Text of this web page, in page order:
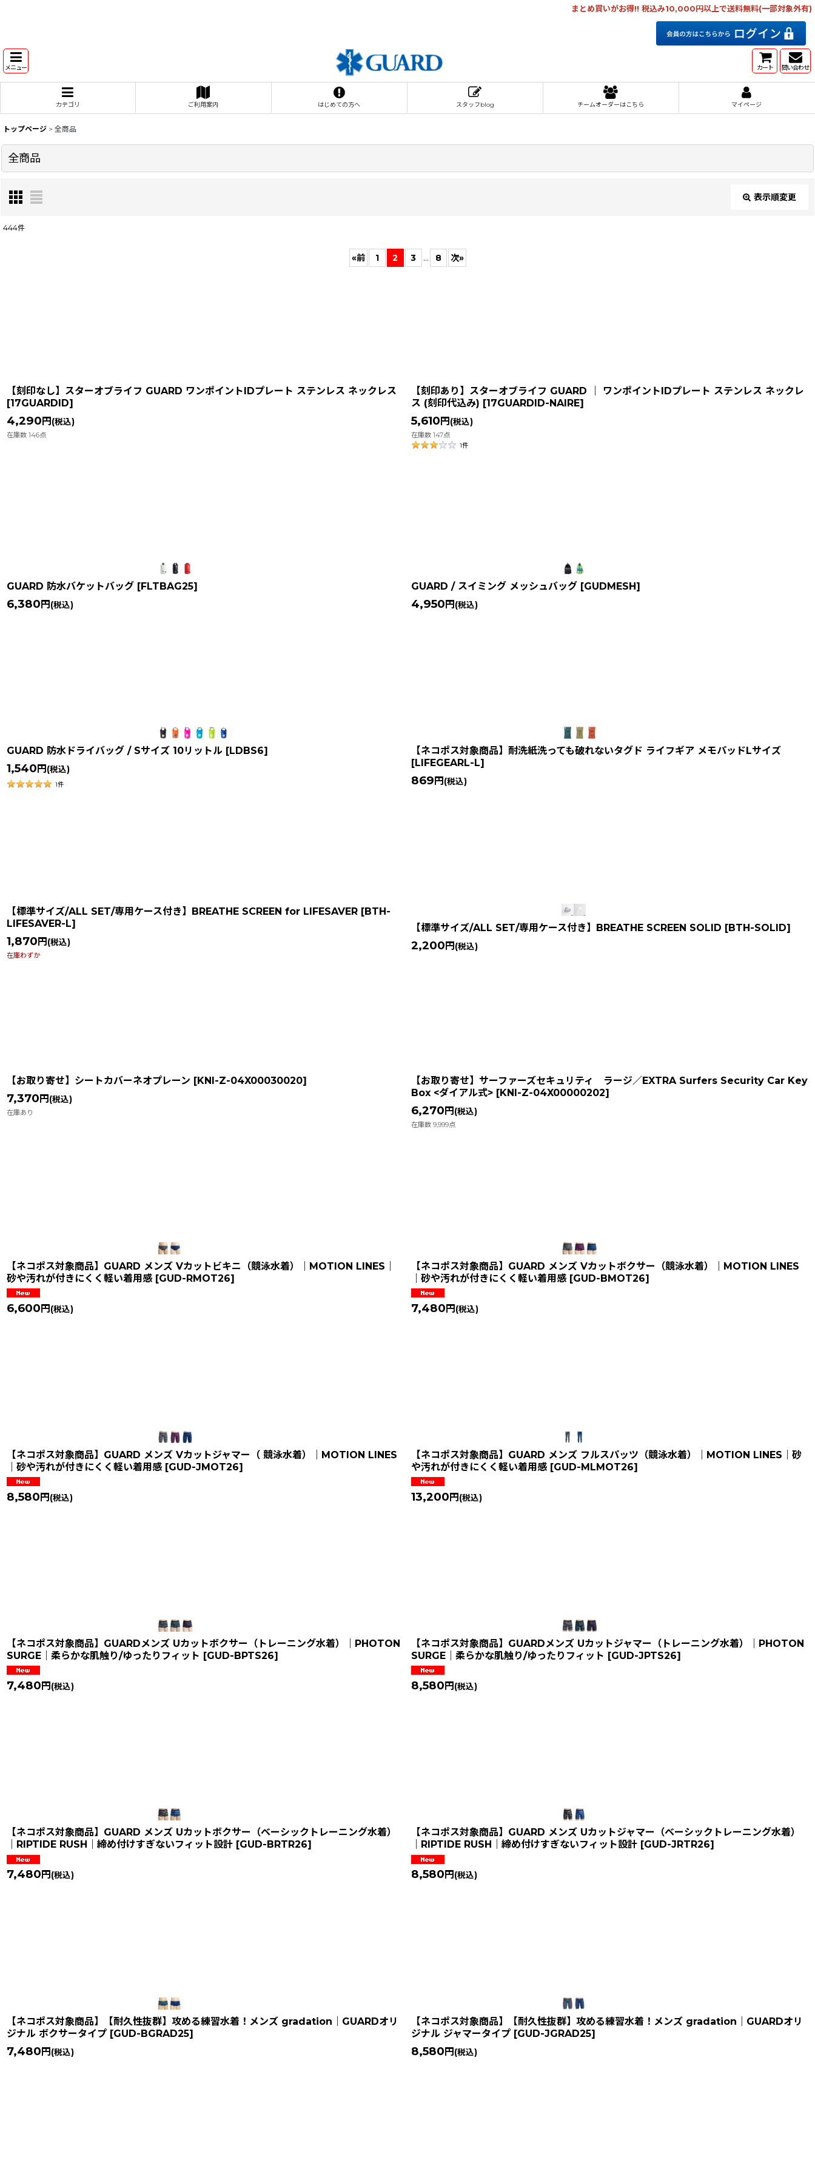
まとめ買いがお得!! 税込み10,000円以上で送料無料(一部対象外有)
メニュー カート 問い合わせ
カテゴリ ご利用案内 はじめての方へ スタッフblog チームオーダーはこちら マイページ
トップページ > 全商品
全商品
表示順変更
444件
«前 1 2 3 ... 8 次»
【刻印なし】スターオブライフ GUARD ワンポイントIDプレート ステンレス ネックレス
[17GUARDID]
4,290 円 (税込)
在庫数 146点
【刻印あり】スターオブライフ GUARD ｜ ワンポイントIDプレート ステンレス ネックレ
ス (刻印代込み) [17GUARDID-NAIRE]
5,610 円 (税込)
在庫数 147点
1件
GUARD 防水バケットバッグ [FLTBAG25]
6,380 円 (税込)
GUARD / スイミング メッシュバッグ [GUDMESH]
4,950 円 (税込)
GUARD 防水ドライバッグ / Sサイズ 10リットル [LDBS6]
1,540 円 (税込)
1件
【ネコポス対象商品】耐洗紙洗っても破れないタグド ライフギア メモパッドLサイズ
[LIFEGEARL-L]
869 円 (税込)
【標準サイズ/ALL SET/専用ケース付き】BREATHE SCREEN for LIFESAVER [BTH-
LIFESAVER-L]
1,870 円 (税込)
在庫わずか
【標準サイズ/ALL SET/専用ケース付き】BREATHE SCREEN SOLID [BTH-SOLID]
2,200 円 (税込)
【お取り寄せ】シートカバーネオプレーン [KNI-Z-04X00030020]
7,370 円 (税込)
在庫あり
【お取り寄せ】サーファーズセキュリティ ラージ／EXTRA Surfers Security Car Key
Box <ダイアル式> [KNI-Z-04X00000202]
6,270 円 (税込)
在庫数 9,999点
【ネコポス対象商品】GUARD メンズ Vカットビキニ（競泳水着）｜MOTION LINES｜
砂や汚れが付きにくく軽い着用感 [GUD-RMOT26]
6,600 円 (税込)
【ネコポス対象商品】GUARD メンズ Vカットボクサー（競泳水着）｜MOTION LINES
｜砂や汚れが付きにくく軽い着用感 [GUD-BMOT26]
7,480 円 (税込)
【ネコポス対象商品】GUARD メンズ Vカットジャマー（ 競泳水着）｜MOTION LINES
｜砂や汚れが付きにくく軽い着用感 [GUD-JMOT26]
8,580 円 (税込)
【ネコポス対象商品】GUARD メンズ フルスパッツ（競泳水着）｜MOTION LINES｜砂
や汚れが付きにくく軽い着用感 [GUD-MLMOT26]
13,200 円 (税込)
【ネコポス対象商品】GUARDメンズ Uカットボクサー（トレーニング水着）｜PHOTON
SURGE｜柔らかな肌触り/ゆったりフィット [GUD-BPTS26]
7,480 円 (税込)
【ネコポス対象商品】GUARDメンズ Uカットジャマー（トレーニング水着）｜PHOTON
SURGE｜柔らかな肌触り/ゆったりフィット [GUD-JPTS26]
8,580 円 (税込)
【ネコポス対象商品】GUARD メンズ Uカットボクサー（ベーシックトレーニング水着）
｜RIPTIDE RUSH｜締め付けすぎないフィット設計 [GUD-BRTR26]
7,480 円 (税込)
【ネコポス対象商品】GUARD メンズ Uカットジャマー（ベーシックトレーニング水着）
｜RIPTIDE RUSH｜締め付けすぎないフィット設計 [GUD-JRTR26]
8,580 円 (税込)
【ネコポス対象商品】【耐久性抜群】攻める練習水着！メンズ gradation｜GUARDオリ
ジナル ボクサータイプ [GUD-BGRAD25]
7,480 円 (税込)
【ネコポス対象商品】【耐久性抜群】攻める練習水着！メンズ gradation｜GUARDオリ
ジナル ジャマータイプ [GUD-JGRAD25]
8,580 円 (税込)